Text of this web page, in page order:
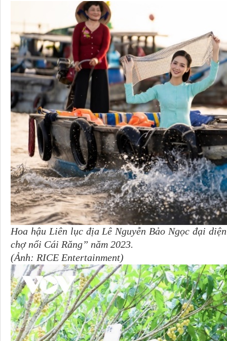
Hoa hậu Liên lục địa Lê Nguyễn Bảo Ngọc đại
chợ nổi Cái Răng” năm 2023.
(Ảnh: RICE Entertainment)